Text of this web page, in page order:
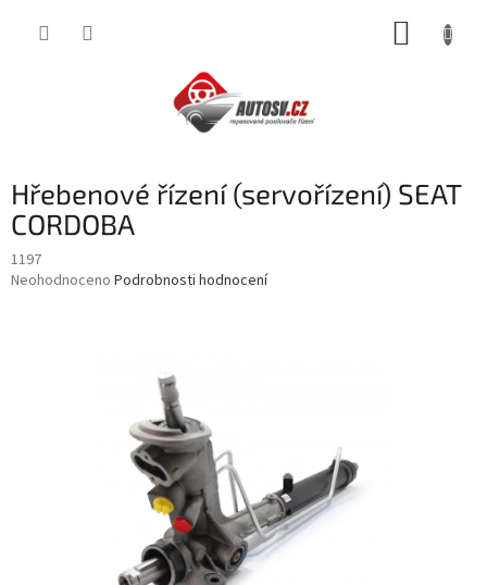
Hřebenové řízení (servořízení) SEAT
CORDOBA
1197
Průměrné
Neohodnoceno Podrobnosti hodnocení